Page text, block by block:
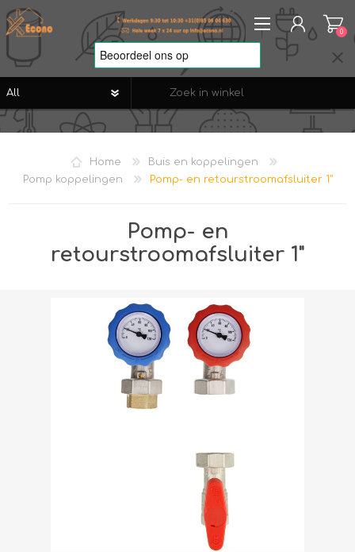
REGISTREREN
VERLANGLIJST
0
Home
Buis en koppelingen
Pomp koppelingen
Pomp- en retourstroomafsluiter 1"
Pomp- en
retourstroomafsluiter 1"